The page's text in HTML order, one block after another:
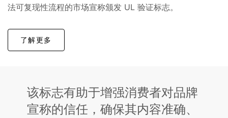
法可复现性流程的市场宣称颁发 UL 验证标志。
了解更多
该标志有助于增强消费者对品牌
宣称的信任，确保其内容准确、